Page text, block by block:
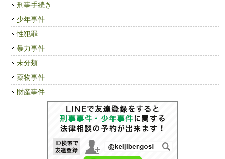
刑事手続き
少年事件
性犯罪
暴力事件
未分類
薬物事件
財産事件